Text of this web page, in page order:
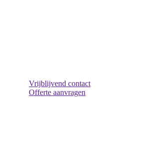
Vrijblijvend contact
Offerte aanvragen